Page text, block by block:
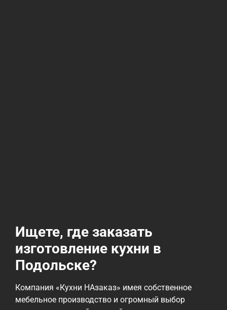
Ищете, где заказать
изготовление кухни в
Подольске?
Компания «Кухни НАзаказ» имея собственное
мебельное производство и огромный выбор